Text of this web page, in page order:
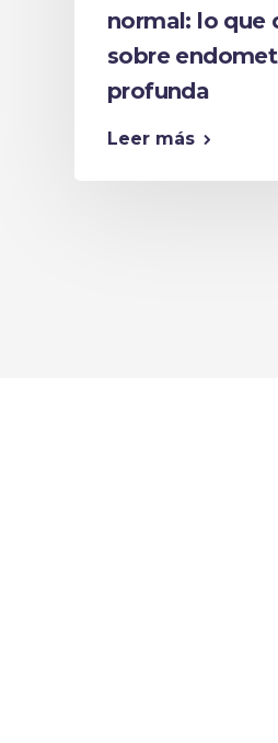
normal: lo que
sobre
profunda
Leer más